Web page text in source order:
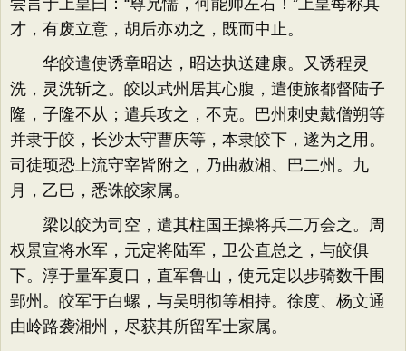
尝言于上皇曰：“尊兄懦，何能帅左右！”上皇每称其
才，有废立意，胡后亦劝之，既而中止。
华皎遣使诱章昭达，昭达执送建康。又诱程灵
洗，灵洗斩之。皎以武州居其心腹，遣使旅都督陆子
隆，子隆不从；遣兵攻之，不克。巴州刺史戴僧朔等
并隶于皎，长沙太守曹庆等，本隶皎下，遂为之用。
司徒顼恐上流守宰皆附之，乃曲赦湘、巴二州。九
月，乙巳，悉诛皎家属。
梁以皎为司空，遣其柱国王操将兵二万会之。周
权景宣将水军，元定将陆军，卫公直总之，与皎俱
下。淳于量军夏口，直军鲁山，使元定以步骑数千围
郢州。皎军于白螺，与吴明彻等相持。徐度、杨文通
由岭路袭湘州，尽获其所留军士家属。